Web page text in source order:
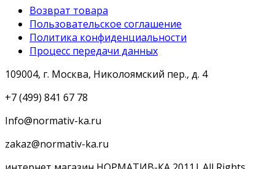
Возврат товара
Пользовательское соглашение
Политика конфиденциальности
Процесс передачи данных
109004, г. Москва, Николоямский пер., д. 4
+7 (499) 841 67 78
Info@normativ-ka.ru
zakaz@normativ-ka.ru